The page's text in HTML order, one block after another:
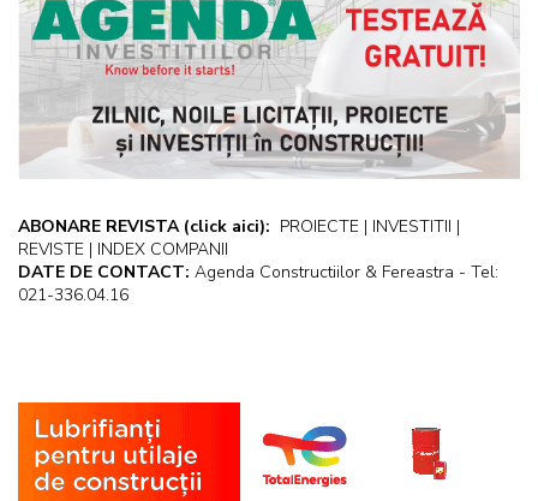
ABONARE REVISTA (click aici): PROIECTE | INVESTITII |
REVISTE | INDEX COMPANII
DATE DE CONTACT: Agenda Constructiilor & Fereastra - Tel:
021-336.04.16